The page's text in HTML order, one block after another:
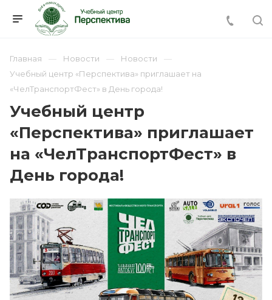
Главная Новости
Новости
Учебный центр «Перспектива» приглашает на
«ЧелТранспортФест» в День города!
Учебный центр
«Перспектива» приглашает
на «ЧелТранспортФест» в
День города!